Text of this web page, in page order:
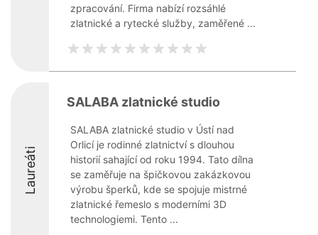
zpracování. Firma nabízí rozsáhlé
zlatnické a rytecké služby, zaměřené ...
Laureáti
SALABA zlatnické studio
SALABA zlatnické studio v Ústí nad
Orlicí je rodinné zlatnictví s dlouhou
historií sahající od roku 1994. Tato dílna
se zaměřuje na špičkovou zakázkovou
výrobu šperků, kde se spojuje mistrné
zlatnické řemeslo s moderními 3D
technologiemi. Tento ...